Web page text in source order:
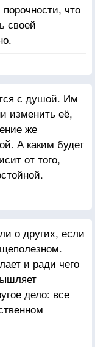
что
своей
с душой. Им
изменить её,
же
А каким будет
от того,
о других, если
и ради чего
дело: все